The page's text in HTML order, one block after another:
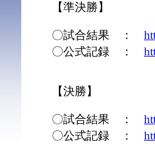
【準決勝】
〇試合結果 ：
〇公式記録 ：
【決勝】
〇試合結果 ：
〇公式記録 ：